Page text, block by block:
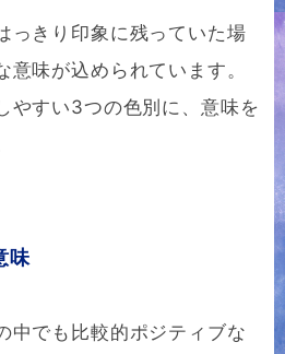
っきり印象に残っていた場
味が込められています。
やすい3つの色別に、意味を
味
中でも比較的ポジティブな